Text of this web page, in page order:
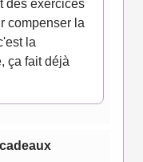
des exercices
compenser la
la
ça fait déjà